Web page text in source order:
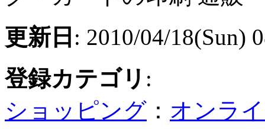
更新日 : 2010/04/18(Sun)
登録カテゴリ :
ショッピング ： オンラ